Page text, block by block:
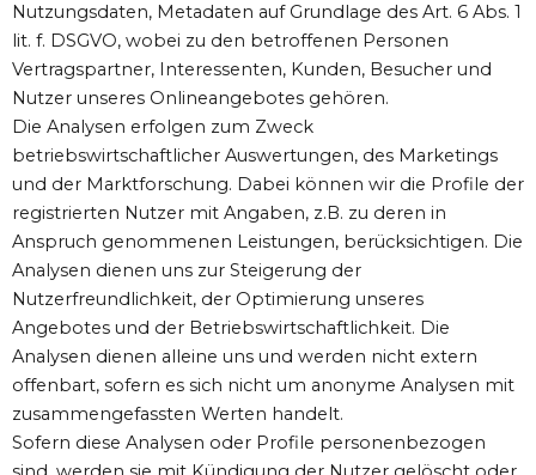
Nutzungsdaten, Metadaten auf Grundlage des Art. 6 Abs. 1
lit. f. DSGVO, wobei zu den betroffenen Personen
Vertragspartner, Interessenten, Kunden, Besucher und
Nutzer unseres Onlineangebotes gehören.
Die Analysen erfolgen zum Zweck
betriebswirtschaftlicher Auswertungen, des Marketings
und der Marktforschung. Dabei können wir die Profile der
registrierten Nutzer mit Angaben, z.B. zu deren in
Anspruch genommenen Leistungen, berücksichtigen. Die
Analysen dienen uns zur Steigerung der
Nutzerfreundlichkeit, der Optimierung unseres
Angebotes und der Betriebswirtschaftlichkeit. Die
Analysen dienen alleine uns und werden nicht extern
offenbart, sofern es sich nicht um anonyme Analysen mit
zusammengefassten Werten handelt.
Sofern diese Analysen oder Profile personenbezogen